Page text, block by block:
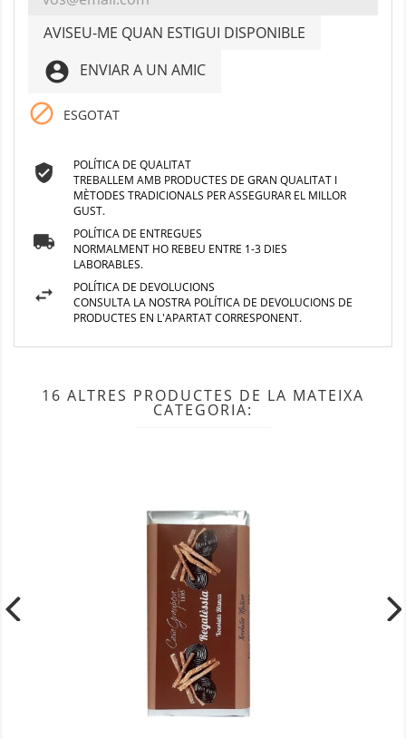
AVISEU-ME QUAN ESTIGUI DISPONIBLE
account_circle ENVIAR A UN AMIC
 ESGOTAT
POLÍTICA DE QUALITAT
TREBALLEM AMB PRODUCTES DE GRAN QUALITAT I
MÈTODES TRADICIONALS PER ASSEGURAR EL MILLOR
GUST.
POLÍTICA DE ENTREGUES
NORMALMENT HO REBEU ENTRE 1-3 DIES
LABORABLES.
POLÍTICA DE DEVOLUCIONS
CONSULTA LA NOSTRA POLÍTICA DE DEVOLUCIONS DE
PRODUCTES EN L'APARTAT CORRESPONENT.
16 ALTRES PRODUCTES DE LA MATEIXA
CATEGORIA: